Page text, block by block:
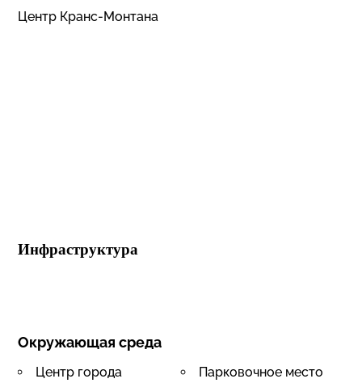
Центр Кранс-Монтана
Инфраструктура
Окружающая среда
Центр города
Парковочное место